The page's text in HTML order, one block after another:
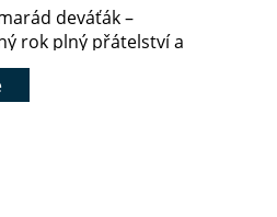
deváťák –
rok plný přátelství a